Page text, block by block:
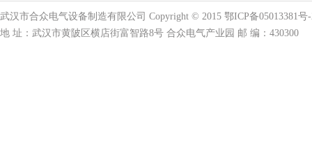
武汉市合众电气设备制造有限公司 Copyright © 2015 鄂ICP备05013381号
地 址：武汉市黄陂区横店街富智路8号 合众电气产业园 邮 编：430300